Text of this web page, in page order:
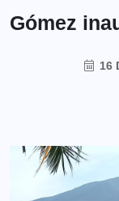
Gómez
16